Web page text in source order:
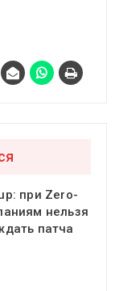
при Zero-
нельзя
патча